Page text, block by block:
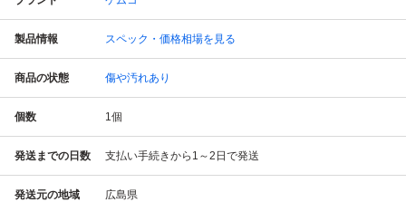
製品情報 スペック・価格相場を見る
商品の状態 傷や汚れあり
個数 1個
発送までの日数 支払い手続きから1～2日で発送
発送元の地域 広島県